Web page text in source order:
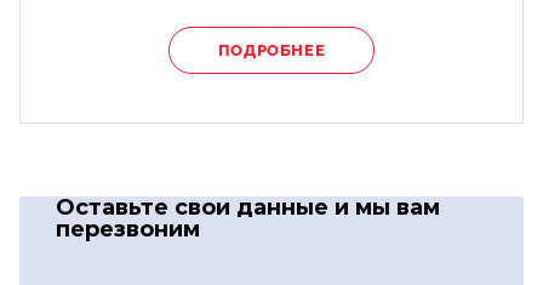
ПОДРОБНЕЕ
Оставьте свои данные и мы вам
перезвоним